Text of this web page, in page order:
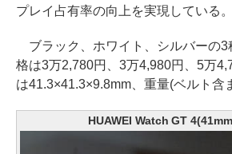
プレイ占有率の向上を実現している。
ブラック、ホワイト、シルバーの3
格は3万2,780円、3万4,980円、5万
は41.3×41.3×9.8mm、重量(ベルト含
HUAWEI Watch GT